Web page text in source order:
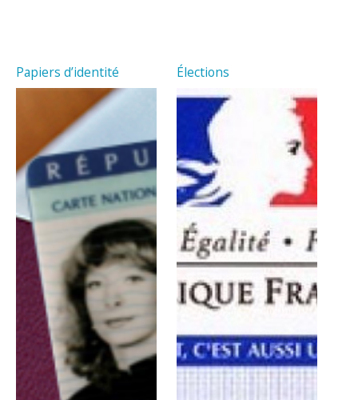
Papiers d’identité Élections